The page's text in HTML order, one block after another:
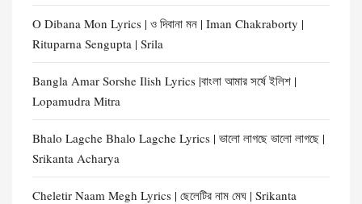
O Dibana Mon Lyrics | ও দিবানা মন | Iman Chakraborty |
Rituparna Sengupta | Srila
Bangla Amar Sorshe Ilish Lyrics |বাংলা আমার সর্ষে ইলিশ |
Lopamudra Mitra
Bhalo Lagche Bhalo Lagche Lyrics | ভালো লাগছে ভালো লাগছে |
Srikanta Acharya
Cheletir Naam Megh Lyrics | ছেলেটির নাম মেঘ | Srikanta